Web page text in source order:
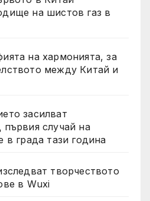
на шистов газ в
на хармонията, за
между Китай и
засилват
първия случай на
в града тази година
творчеството
в Wuxi